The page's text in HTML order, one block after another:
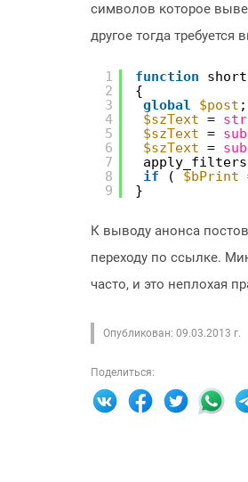
символов которое
другое тогда требуется
1
2
3
4
5
6
7
8
9
function
{
global
$post ;
$szText =
$szText =
$szText =
if
( $bPrint
}
К выводу анонса
переходу по ссылке.
часто, и это неплохая
Опубликован: 09.03.2013 г.
Поделиться: